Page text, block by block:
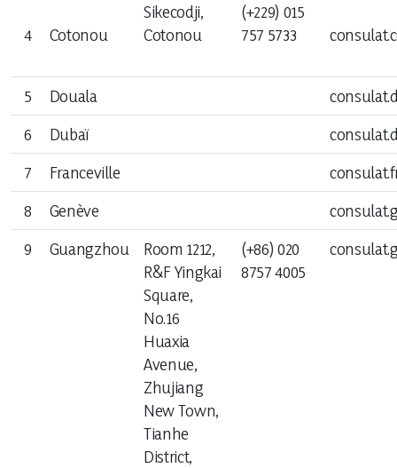
4 Cotonou
Sikecodji,
Cotonou
(+229) 015
757 5733
5 Douala
6
Dubaï
7
Franceville
8
Genève
9
Guangzhou
Room 1212,
R&F Yingkai
Square,
No.16
Huaxia
Avenue,
Zhujiang
New Town,
Tianhe
District,
(+86) 020
8757 4005
Relations bilatérales
Le Congo et ses Partenaires
Politique de sécurité
Congolais voyageant à l’étranger
Etrangers voyageant en République du Congo